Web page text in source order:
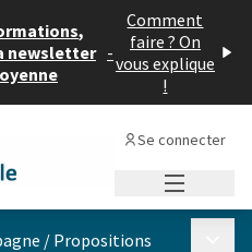
newsletter -
Comment
faire ? On
vous explique
!
Se connecter
/ Propositions